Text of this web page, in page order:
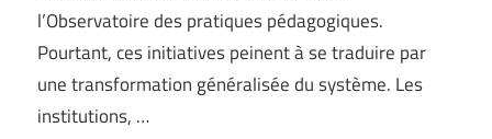
l’Observatoire des pratiques pédagogiques.
Pourtant, ces initiatives peinent à se traduire par
une transformation généralisée du système. Les
institutions, …